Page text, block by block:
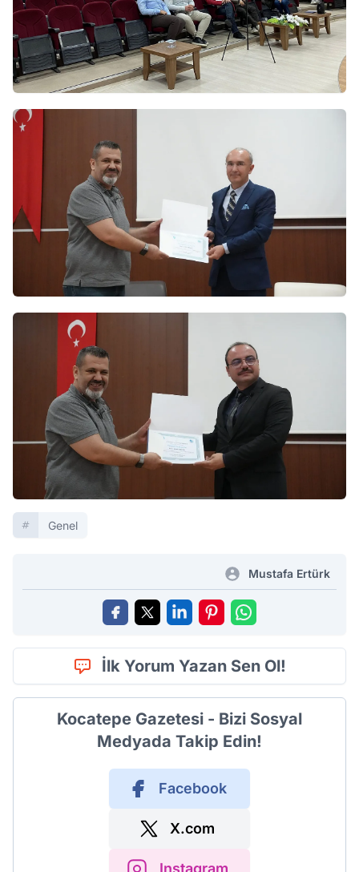
Genel
Mustafa Ertürk
İlk Yorum Yazan Sen Ol!
Kocatepe Gazetesi - Bizi Sosyal
Medyada Takip Edin!
Facebook
X.com